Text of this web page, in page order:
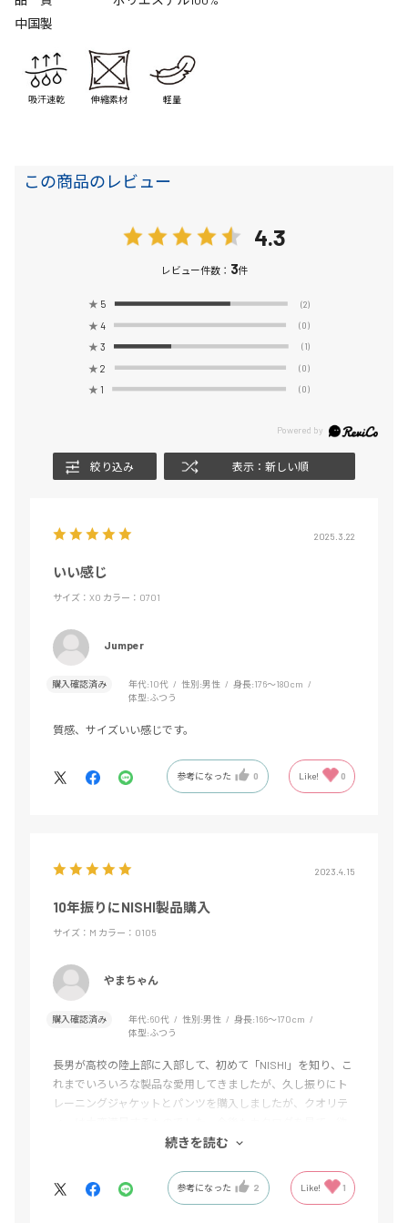
中国製
吸汗速乾 伸縮素材 軽量
この商品のレビュー
4.3
レビュー件数： 3件
★ 5 (2)
★ 4 (0)
★ 3 (1)
★ 2 (0)
★ 1 (0)
絞り込み 表示：新しい順
2025.3.22
いい感じ
サイズ：XO カラー：0701
Jumper
購入確認済み 年代:10代 性別:男性 身長:176～180cm
体型:ふつう
質感、サイズいい感じです。
参考になった 0 Like! 0
2023.4.15
10年振りにNISHI製品購入
サイズ：M カラー：0105
やまちゃん
購入確認済み 年代:60代 性別:男性 身長:166～170cm
体型:ふつう
長男が高校の陸上部に入部して、初めて「NISHI」を知り、こ
れまでいろいろな製品な愛用してきましたが、久し振りにト
レーニングジャケットとパンツを購入しましたが、クオリテ
しい製品があれば購入したいと思います。
続きを読む
参考になった 2 Like! 1